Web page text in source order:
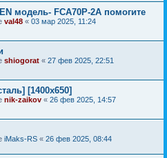
модель- FCA70P-2A помогите
val48 « 03 мар 2025, 11:24
shiogorat « 27 фев 2025, 22:51
[1400х650]
nik-zaikov « 26 фев 2025, 14:57
iMaks-RS « 26 фев 2025, 08:44